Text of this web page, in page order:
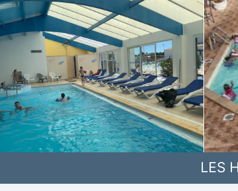
LES